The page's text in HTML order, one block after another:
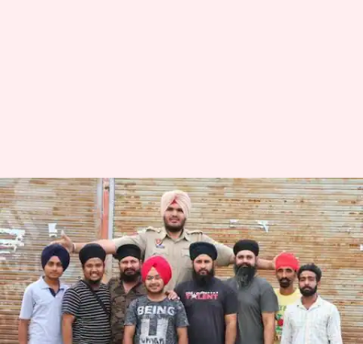
ये हैं दुनिया के सबसे लंबे पुलिसवाले,
लंबाई 7'6" इंच, पहनते हैं 19 नंबर का
जूता
लेखन प्रदीप मौर्य Mar 29, 2019 09:15 pm
क्या है खबर?